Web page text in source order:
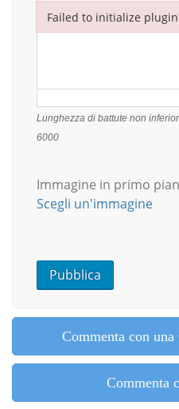
Lunghezza di battute non
6000
Immagine in primo
Scegli un'immagine
Commenta con
Commenta
Failed to initialize
Failed to initialize plugin: